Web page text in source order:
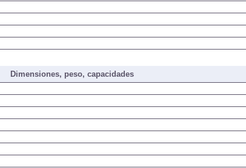
Dimensiones, peso, capacidades